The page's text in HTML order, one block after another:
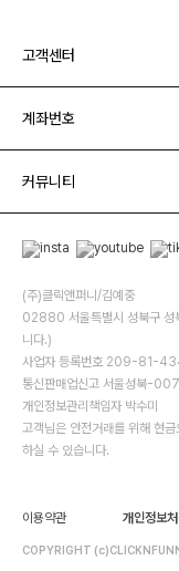
고객센터
계좌번호
커뮤니티
(주)클릭앤퍼니/김예중
02880 서울특별시 성북구 성
니다.)
사업자 등록번호 209-81-
통신판매업신고 서울성북-
개인정보관리책임자 박수미
고객님은 안전거래를 위해 현
하실 수 있습니다.
이용약관 개인정보
COPYRIGHT